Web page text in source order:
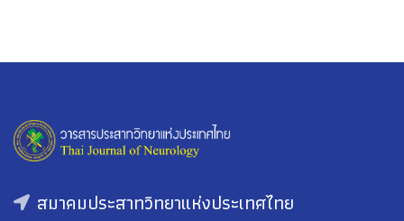
สมาคมประสาทวิทยาแห่งประเทศไทย